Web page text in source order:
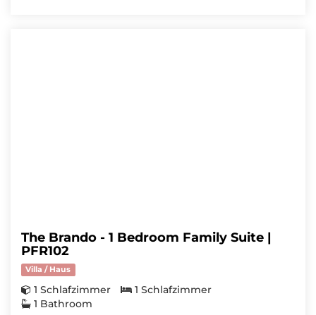
The Brando - 1 Bedroom Family Suite |
PFR102
Villa / Haus
1 Schlafzimmer
1 Schlafzimmer
1 Bathroom